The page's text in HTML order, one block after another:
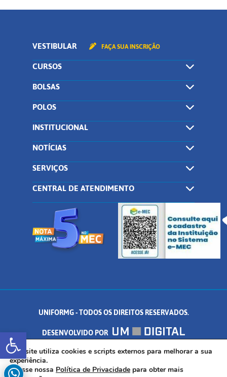
Abrir a barra de ferramentas
VESTIBULAR FAÇA SUA INSCRIÇÃO
CURSOS
BOLSAS
POLOS
INSTITUCIONAL
NOTÍCIAS
SERVIÇOS
CENTRAL DE ATENDIMENTO
UNIFORMG - TODOS OS DIREITOS RESERVADOS.
DESENVOLVIDO POR
AV. DR. ARNALDO DE SENNA, 328 - PALMEIRAS, FORMIGA/MG - CEP:
35.574.530
Este site utiliza cookies e scripts externos para melhorar a sua
experiência.
Acesse nossa Política de Privacidade para obter mais